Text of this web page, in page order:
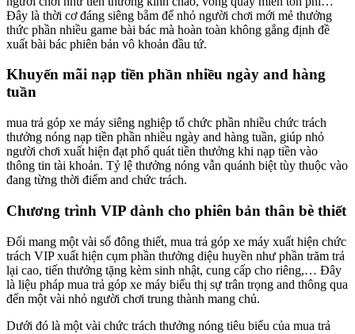
Đây là thời cơ đáng siêng bẵm để nhỏ người chơi mới mẻ thưởng
thức phần nhiều game bài bác mà hoàn toàn không gắng định đề
xuất bài bác phiên bản vô khoản đầu tứ.
Khuyến mãi nạp tiền phần nhiều ngày and hàng
tuần
mua trả góp xe máy siêng nghiệp tổ chức phần nhiều chức trách
thưởng nóng nạp tiền phần nhiều ngày and hàng tuần, giúp nhỏ
người chơi xuất hiện đạt phổ quát tiền thưởng khi nạp tiền vào
thông tin tài khoản. Tỷ lệ thưởng nóng vẫn quánh biệt tùy thuộc vào
đang từng thời điểm and chức trách.
Chương trình VIP dành cho phiên bản thân bè thiết
Đối mang một vài số đông thiết, mua trả góp xe máy xuất hiện chức
trách VIP xuất hiện cụm phần thưởng diệu huyền như phần trăm trả
lại cao, tiến thưởng tặng kèm sinh nhật, cung cấp cho riêng,… Đây
là liệu pháp mua trả góp xe máy biểu thị sự trân trọng and thông qua
đến một vài nhỏ người chơi trung thành mang chủ.
Dưới đó là một vài chức trách thưởng nóng tiêu biểu của mua trả